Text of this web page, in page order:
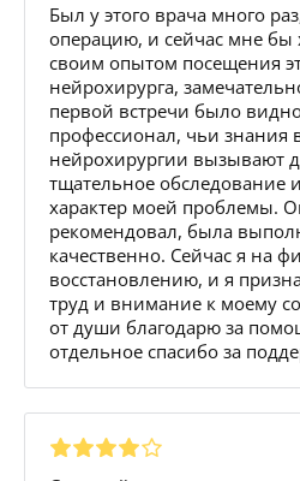
Был у этого врача много
операцию, и сейчас мне бы
своим опытом посещения
нейрохирурга,
первой встречи было
профессионал, чьи знания
нейрохирургии вызывают
тщательное обследование
характер моей проблемы.
рекомендовал, была
качественно. Сейчас я на
восстановлению, и я
труд и внимание к моему
от души благодарю за
отдельное спасибо за